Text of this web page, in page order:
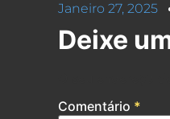
Janeiro 27, 2025
Deixe
Comentário *